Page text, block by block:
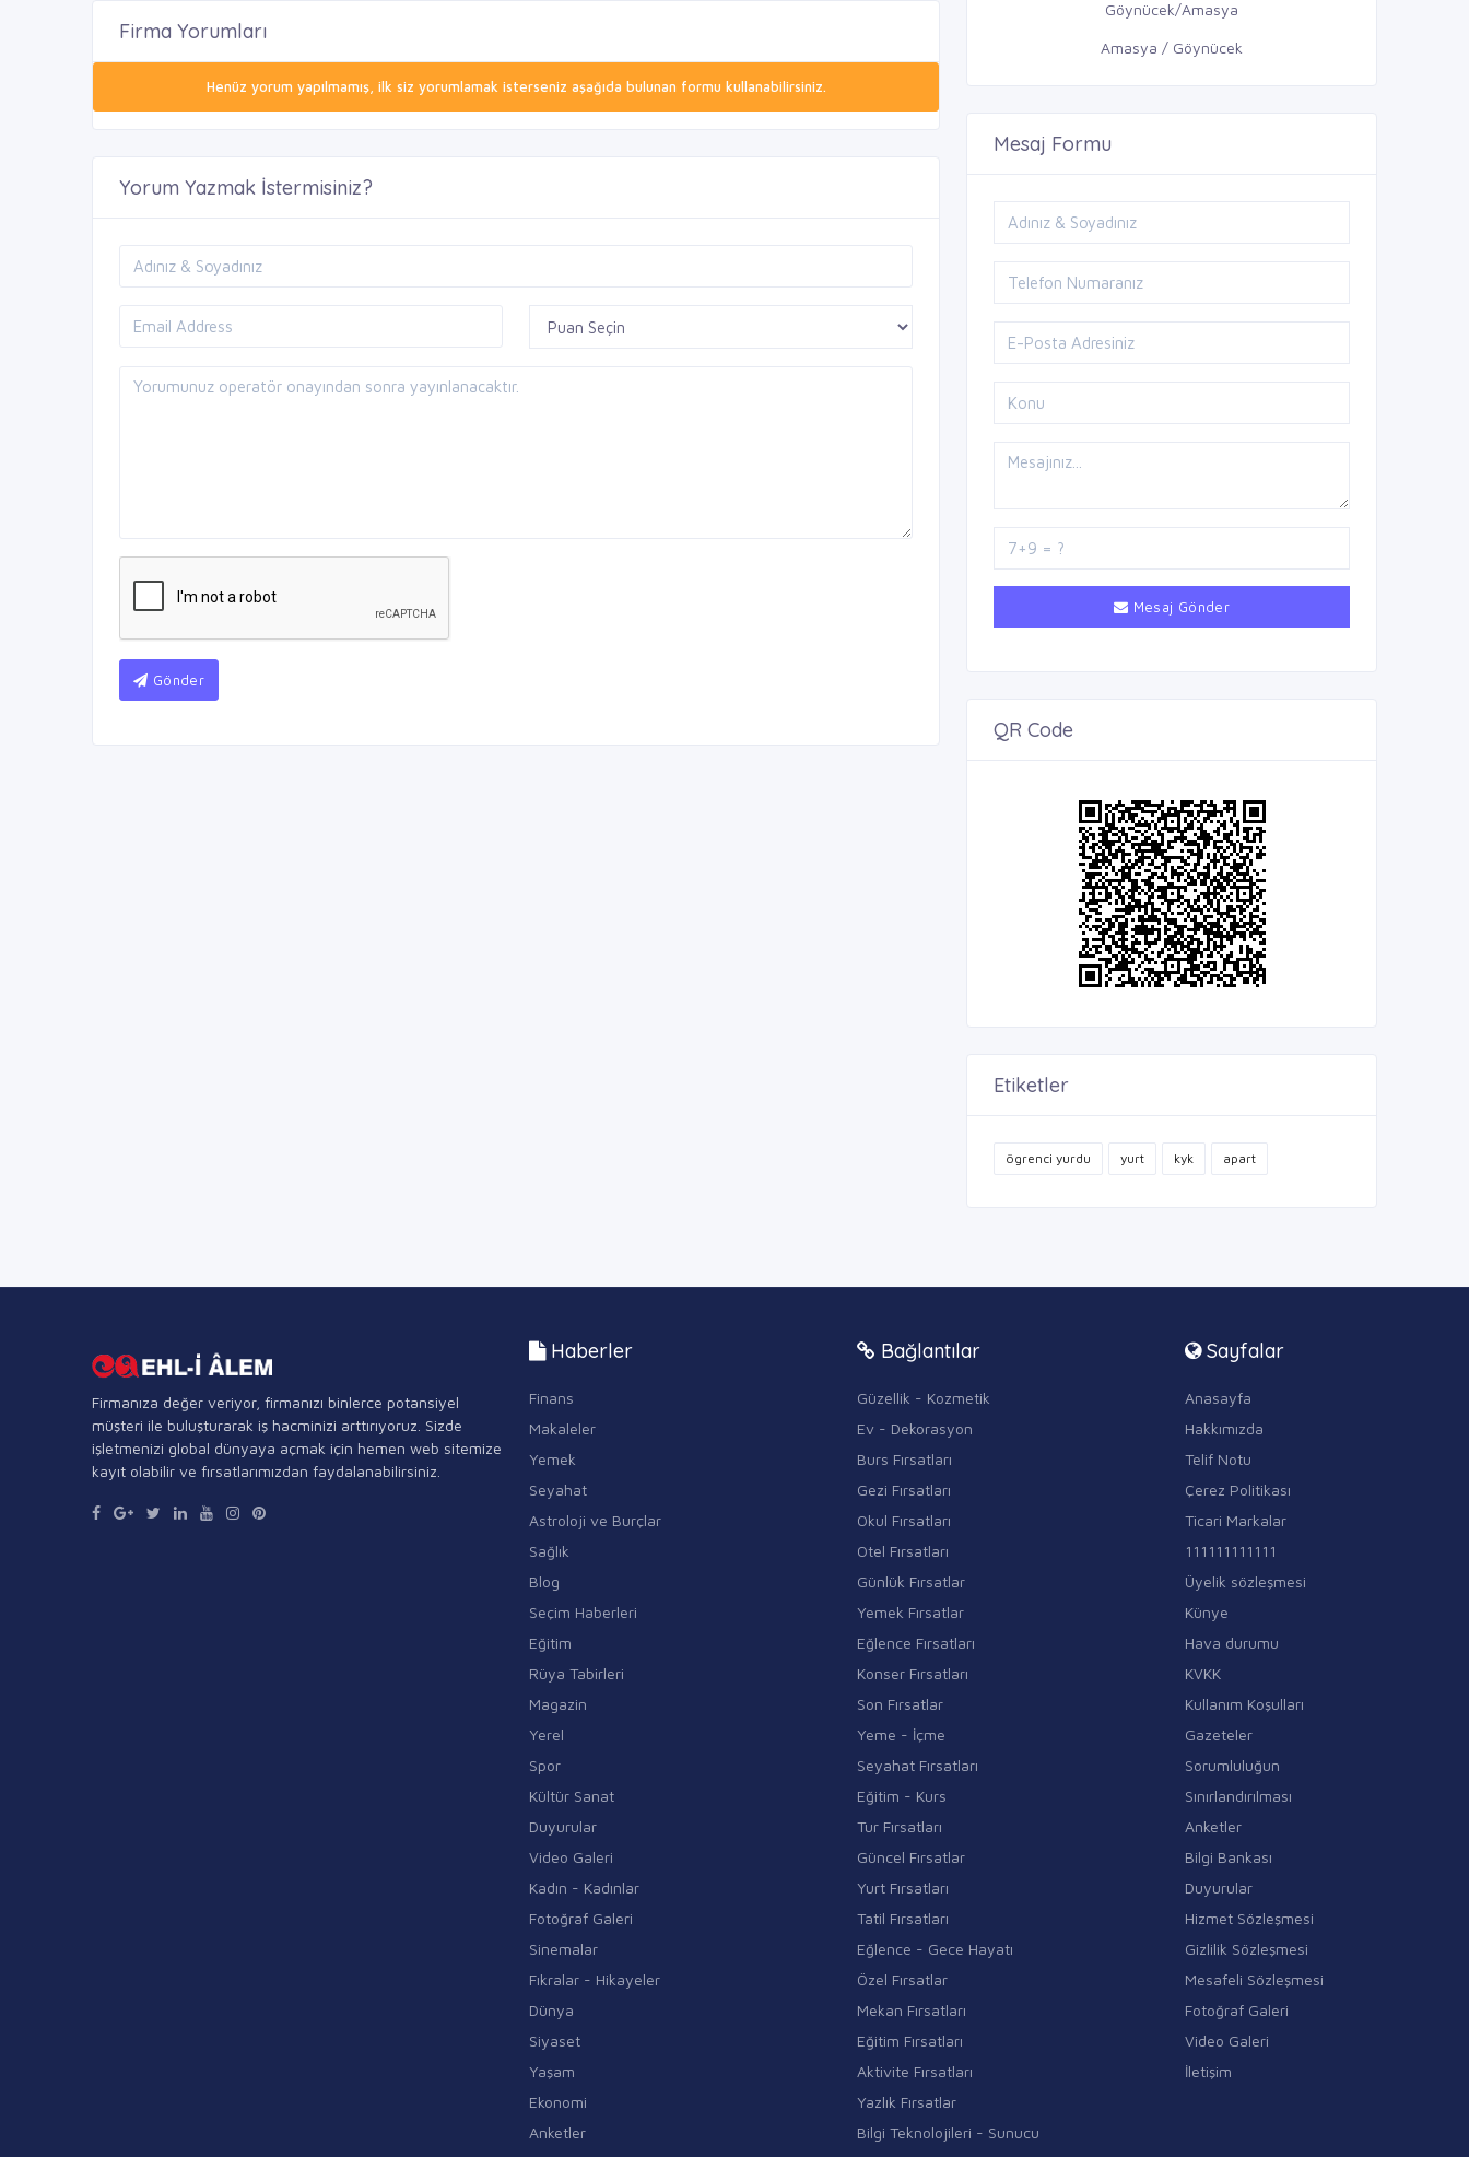
Firma Yorumları
Henüz yorum yapılmamış, ilk siz yorumlamak isterseniz aşağıda bulunan formu kullanabilirsiniz.
Yorum Yazmak İstermisiniz?
Gönder
Göynücek/Amasya
Amasya / Göynücek
Mesaj Formu
Mesaj Gönder
QR Code
Etiketler
ögrenci yurdu yurt kyk apart
Firmanıza değer veriyor, firmanızı binlerce potansiyel
müşteri ile buluşturarak iş hacminizi arttırıyoruz. Sizde
işletmenizi global dünyaya açmak için hemen web sitemize
kayıt olabilir ve fırsatlarımızdan faydalanabilirsiniz.
Haberler
Finans
Makaleler
Yemek
Seyahat
Astroloji ve Burçlar
Sağlık
Blog
Seçim Haberleri
Eğitim
Rüya Tabirleri
Magazin
Yerel
Spor
Kültür Sanat
Duyurular
Video Galeri
Kadın - Kadınlar
Fotoğraf Galeri
Sinemalar
Fıkralar - Hikayeler
Dünya
Siyaset
Yaşam
Ekonomi
Anketler
Bağlantılar
Güzellik - Kozmetik
Ev - Dekorasyon
Burs Fırsatları
Gezi Fırsatları
Okul Fırsatları
Otel Fırsatları
Günlük Fırsatlar
Yemek Fırsatlar
Eğlence Fırsatları
Konser Fırsatları
Son Fırsatlar
Yeme - İçme
Seyahat Fırsatları
Eğitim - Kurs
Tur Fırsatları
Güncel Fırsatlar
Yurt Fırsatları
Tatil Fırsatları
Eğlence - Gece Hayatı
Özel Fırsatlar
Mekan Fırsatları
Eğitim Fırsatları
Aktivite Fırsatları
Yazlık Fırsatlar
Bilgi Teknolojileri - Sunucu
Sayfalar
Anasayfa
Hakkımızda
Telif Notu
Çerez Politikası
Ticari Markalar
111111111111
Üyelik sözleşmesi
Künye
Hava durumu
KVKK
Kullanım Koşulları
Gazeteler
Sorumluluğun
Sınırlandırılması
Anketler
Bilgi Bankası
Duyurular
Hizmet Sözleşmesi
Gizlilik Sözleşmesi
Mesafeli Sözleşmesi
Fotoğraf Galeri
Video Galeri
İletişim